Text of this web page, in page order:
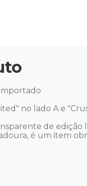
no lado A e
de
é um item